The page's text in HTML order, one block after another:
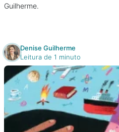
Guilherme.
Denise Guilherme
Leitura de 1 minuto